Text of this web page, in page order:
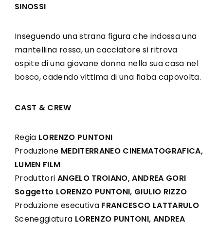
SINOSSI
Inseguendo una strana figura che indossa una
mantellina rossa, un cacciatore si ritrova
ospite di una giovane donna nella sua casa nel
bosco, cadendo vittima di una fiaba capovolta.
CAST & CREW
Regia LORENZO PUNTONI
Produzione MEDITERRANEO CINEMATOGRAFICA,
LUMEN FILM
Produttori ANGELO TROIANO, ANDREA GORI
Soggetto LORENZO PUNTONI, GIULIO RIZZO
Produzione esecutiva FRANCESCO LATTARULO
Sceneggiatura LORENZO PUNTONI, ANDREA